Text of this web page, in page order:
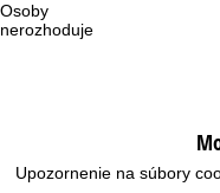
Upozornenie na súbory
Osoby
nerozhoduje